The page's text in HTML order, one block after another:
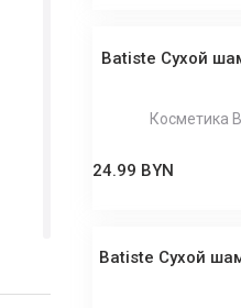
Batiste Сухой
Косметика
24.99 BYN
Batiste Сухой